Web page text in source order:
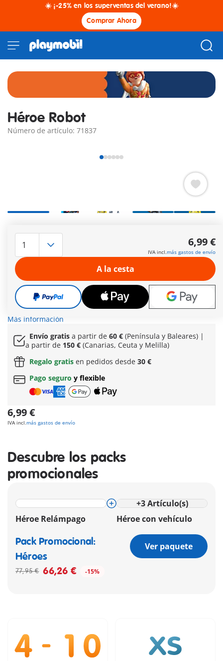
☀️ ¡-25% en los superventas del verano!☀️
Comprar Ahora
Héroe Robot
Número de artículo: 71837
una de las cuatro figuras coleccionables de la serie de héroes
PLAYMOBIL con la que puedes ampliar tu tropa de héroes y
villanos. El inventor cibernético y héroe robótico Mr.
Mechanic impresiona por su exoesqueleto y sus dos
poderosos brazos de robot. Con su cañón desmontable en el
brazo, puede disparar flechas de cohete y superar los
obstáculos y a sus enemigos sin esfuerzo. Su curioso casco
permite vislumbrar el llamativo ojo de cyborg, un símbolo de
su imparable voluntad de dominar PLAYMOPOLIS.
Más información
Envío gratis a partir de 60 € (Península y Baleares) |
a partir de 150 € (Canarias, Ceuta y Melilla)
Regalo gratis en pedidos desde 30 €
Pago seguro y flexible
6,99 €
IVA incl.más gastos de envío
6,99 €
IVA incl.más gastos de envío
A la cesta
Descubre los packs
promocionales
Héroe Relámpago
+3 Artículo(s)
Héroe con vehículo
Pack Promocional:
Héroes
77,95 € 66,26 € -15%
Ver paquete